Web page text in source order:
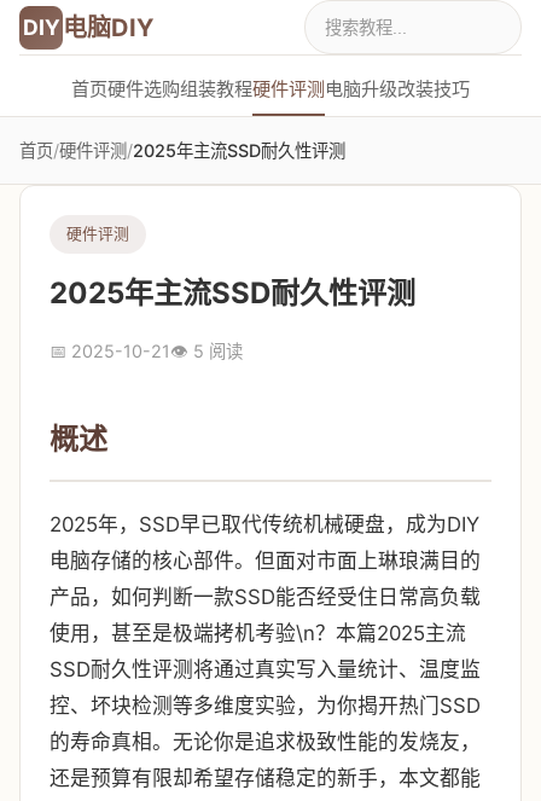
DIY 电脑DIY
首页硬件选购组装教程硬件评测电脑升级改装技巧
首页/硬件评测/2025年主流SSD耐久性评测
硬件评测
2025年主流SSD耐久性评测
📅 2025-10-21👁️ 5 阅读
概述
2025年，SSD早已取代传统机械硬盘，成为DIY
电脑存储的核心部件。但面对市面上琳琅满目的
产品，如何判断一款SSD能否经受住日常高负载
使用，甚至是极端拷机考验\n？本篇2025主流
SSD耐久性评测将通过真实写入量统计、温度监
控、坏块检测等多维度实验，为你揭开热门SSD
的寿命真相。无论你是追求极致性能的发烧友，
还是预算有限却希望存储稳定的新手，本文都能